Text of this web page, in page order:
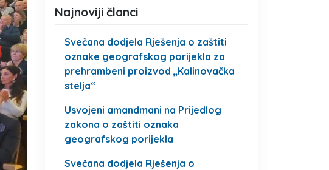
Najnoviji članci
Svečana dodjela Rješenja o zaštiti
oznake geografskog porijekla za
prehrambeni proizvod „Kalinovačka
stelja“
Usvojeni amandmani na Prijedlog
zakona o zaštiti oznaka
geografskog porijekla
Svečana dodjela Rješenja o